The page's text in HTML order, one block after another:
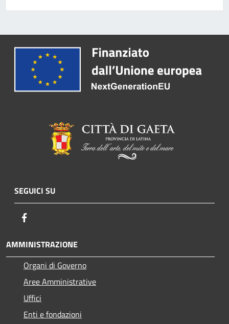
SEGUICI SU
AMMINISTRAZIONE
Organi di Governo
Aree Amministrative
Uffici
Enti e fondazioni